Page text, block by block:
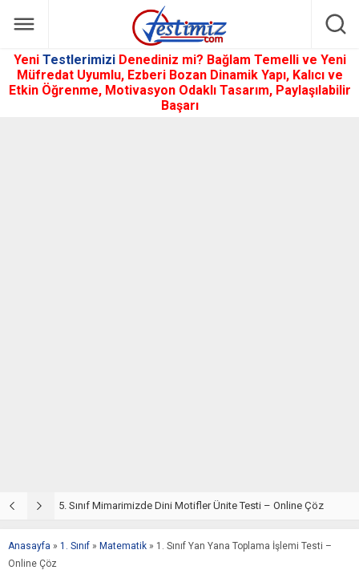
Yeni Testlerimizi Denediniz mi? Bağlam Temelli ve Yeni
Müfredat Uyumlu, Ezberi Bozan Dinamik Yapı, Kalıcı ve
Etkin Öğrenme, Motivasyon Odaklı Tasarım, Paylaşılabilir
Başarı
5. Sınıf Mimarimizde Dini Motifler Ünite Testi – Online Çöz
Anasayfa » 1. Sınıf » Matematik » 1. Sınıf Yan Yana Toplama İşlemi Testi –
Online Çöz